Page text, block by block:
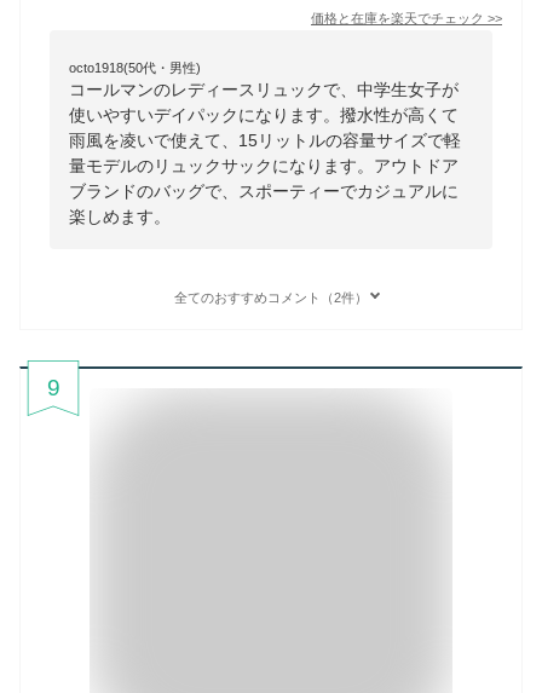
価格と在庫を楽天でチェック >>
octo1918(50代・男性)
コールマンのレディースリュックで、中学生女子が
使いやすいデイパックになります。撥水性が高くて
雨風を凌いで使えて、15リットルの容量サイズで軽
量モデルのリュックサックになります。アウトドア
ブランドのバッグで、スポーティーでカジュアルに
楽しめます。
全てのおすすめコメント（2件）
9